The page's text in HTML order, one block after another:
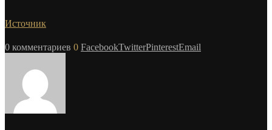
Источник
0 комментариев 0 FacebookTwitterPinterestEmail